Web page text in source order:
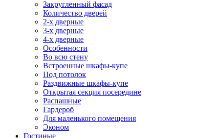
Закругленный фасад
Количество дверей
2-х дверные
3-х дверные
4-х дверные
Особенности
Во всю стену
Встроенные шкафы-купе
Под потолок
Раздвижные шкафы-купе
Открытая секция посередине
Распашные
Гардероб
Для маленького помещения
Эконом
Гостиные